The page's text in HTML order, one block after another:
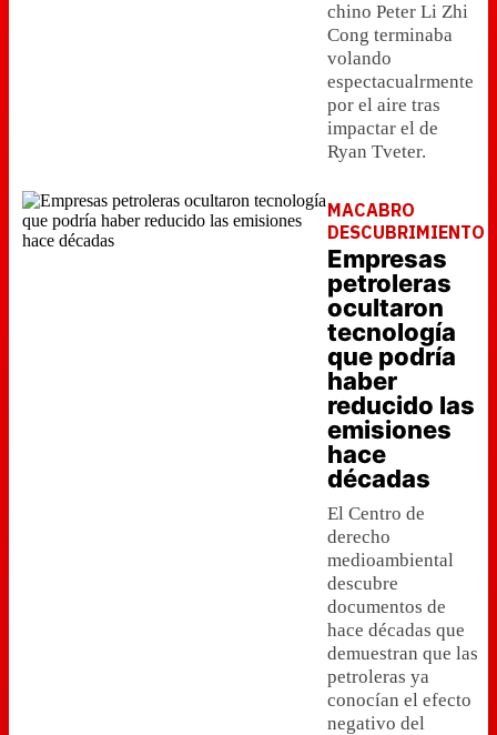
chino Peter Li Zhi
Cong terminaba
volando
espectacualrmente
por el aire tras
impactar el de
Ryan Tveter.
MACABRO
DESCUBRIMIENTO
Empresas
petroleras
ocultaron
tecnología
que podría
haber
reducido las
emisiones
hace
décadas
El Centro de
derecho
medioambiental
descubre
documentos de
hace décadas que
demuestran que las
petroleras ya
conocían el efecto
negativo del